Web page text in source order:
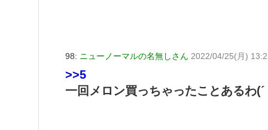
98: ニューノーマルの名無しさん 2022/04/25(月)
>>5
一回メロン買っちゃったことあるわ